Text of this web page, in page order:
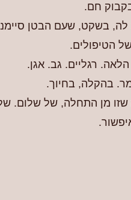
חם.
בשקט, שעם הבטן סיימנו
הטיפולים.
רגליים. גב. אגן.
בהקלה, בחיוך.
שזו מן התחלה, של